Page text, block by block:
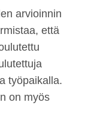
arvioinnin
että
työpaikalla.
on myös